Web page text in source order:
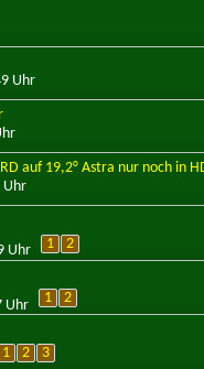
Uhr
auf 19,2° Astra nur noch in
Uhr
Uhr 1
2
Uhr 1
2
1 2
3